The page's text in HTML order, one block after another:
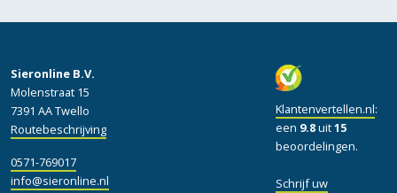
Klantenvertellen.nl:
een 9.8uit15
beoordelingen.
Schrijf uw
Sieronline B.V.
Molenstraat 15
7391 AA Twello
Routebeschrijving
0571-769017
info@sieronline.nl